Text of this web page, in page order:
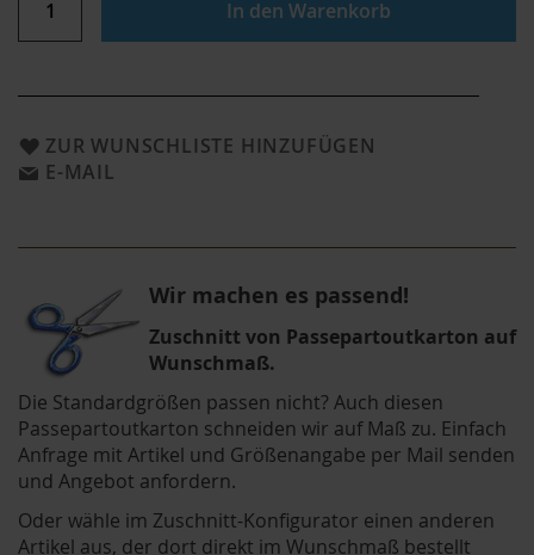
In den Warenkorb
ZUR WUNSCHLISTE HINZUFÜGEN
Zuschnitt von Passepartoutkarton auf
Wunschmaß.
Die Standardgrößen passen nicht? Auch diesen
Passepartoutkarton schneiden wir auf Maß zu. Einfach
Anfrage mit Artikel und Größenangabe per Mail senden
und Angebot anfordern.
Oder wähle im Zuschnitt-Konfigurator einen anderen